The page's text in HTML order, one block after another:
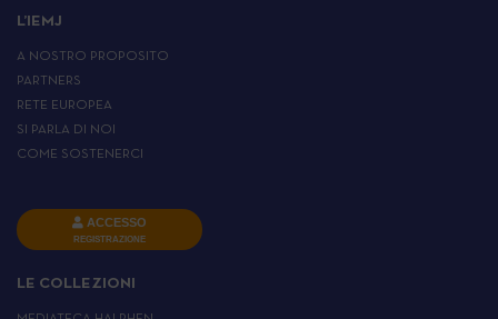
L’IEMJ
A NOSTRO PROPOSITO
PARTNERS
RETE EUROPEA
SI PARLA DI NOI
COME SOSTENERCI
ACCESSO
REGISTRAZIONE
LE COLLEZIONI